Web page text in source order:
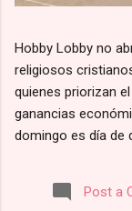
Hobby Lobby no
religiosos
quienes priorizan
ganancias
domingo es día de
Según su página
los domingos es
Post a